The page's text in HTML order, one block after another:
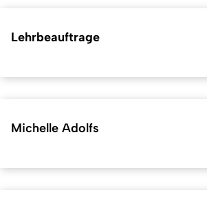
Lehrbeauftrage
Michelle Adolfs